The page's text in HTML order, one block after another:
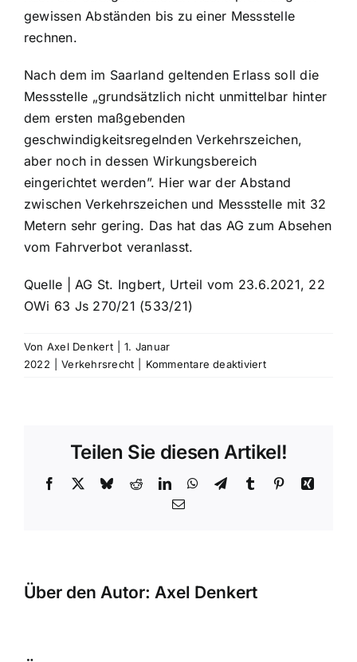
gewissen Abständen bis zu einer Messstelle
rechnen.
Nach dem im Saarland geltenden Erlass soll die
Messstelle „grundsätzlich nicht unmittelbar hinter
dem ersten maßgebenden
geschwindigkeitsregelnden Verkehrszeichen,
aber noch in dessen Wirkungsbereich
eingerichtet werden”. Hier war der Abstand
zwischen Verkehrszeichen und Messstelle mit 32
Metern sehr gering. Das hat das AG zum Absehen
vom Fahrverbot veranlasst.
Quelle | AG St. Ingbert, Urteil vom 23.6.2021, 22
OWi 63 Js 270/21 (533/21)
Von Axel Denkert
1. Januar
2022
Verkehrsrecht Kommentare deaktiviertfür
zwischen
und
Teilen Sie diesen Artikel!
Facebook BlueskyRedditLinkedInWhatsApp
TelegramTumblr PinterestXing
E-
Über den Autor: Axel Denkert